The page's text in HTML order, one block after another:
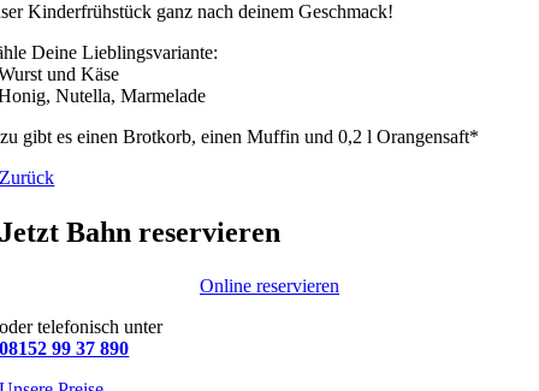
Kinderfrühstück ganz nach deinem Geschmack!
Deine Lieblingsvariante:
und Käse
Nutella, Marmelade
gibt es einen Brotkorb, einen Muffin und 0,2 l Orangensaft*
Zurück
Jetzt Bahn reservieren
Online reservieren
oder telefonisch unter
08152 99 37 890